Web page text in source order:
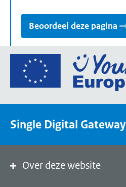
Beoordeel deze pagina
Single Digital Gateway
Over deze website